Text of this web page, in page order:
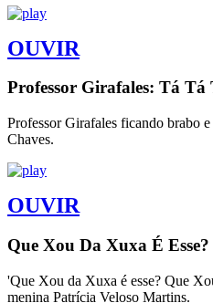
OUVIR
Professor Girafales: Tá Tá
Professor Girafales ficando brabo
Chaves.
OUVIR
Que Xou Da Xuxa É Esse?
'Que Xou da Xuxa é esse? Que
menina Patrícia Veloso Martins.